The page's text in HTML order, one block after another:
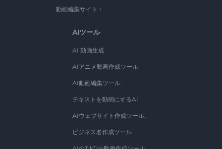
動画編集サイト：
AIツール
AI 動画生成
AIアニメ動画作成ツール
AI動画編集ツール
テキストを動画にするAI
AIウェブサイト作成ツール。
ビジネス名作成ツール